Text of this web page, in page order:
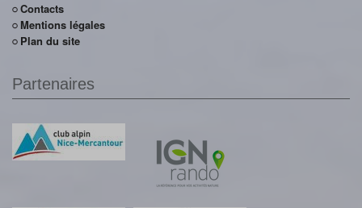
Contacts
Mentions légales
Plan du site
Partenaires